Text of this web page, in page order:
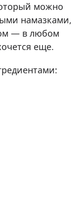
можно
намазками,
— в любом
еще.